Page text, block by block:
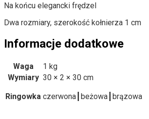
Na końcu elegancki frędzel
Dwa rozmiary, szerokość kołnierza 1 cm
Informacje dodatkowe
Waga
1 kg
Wymiary 30 × 2 × 30 cm
Ringowka czerwona┃beżowa┃brązowa